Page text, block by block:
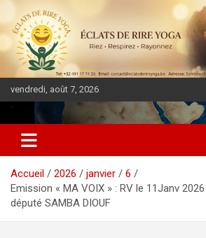
vendredi, août 7, 2026
DIASPORA PULSE
Accueil 2026 janvier
6
Emission « MA VOIX » : RV le 11Janv
député SAMBA DIOUF